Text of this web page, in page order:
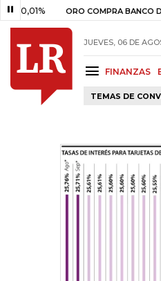
ORO COMPRA BANCO DE LA
JUEVES, 06 DE
FINANZAS
TEMAS DE